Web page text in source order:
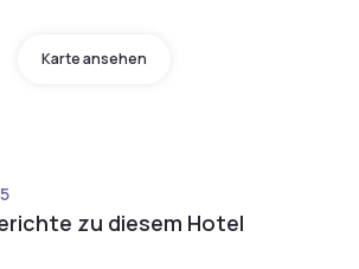
Karte ansehen
zu diesem Hotel